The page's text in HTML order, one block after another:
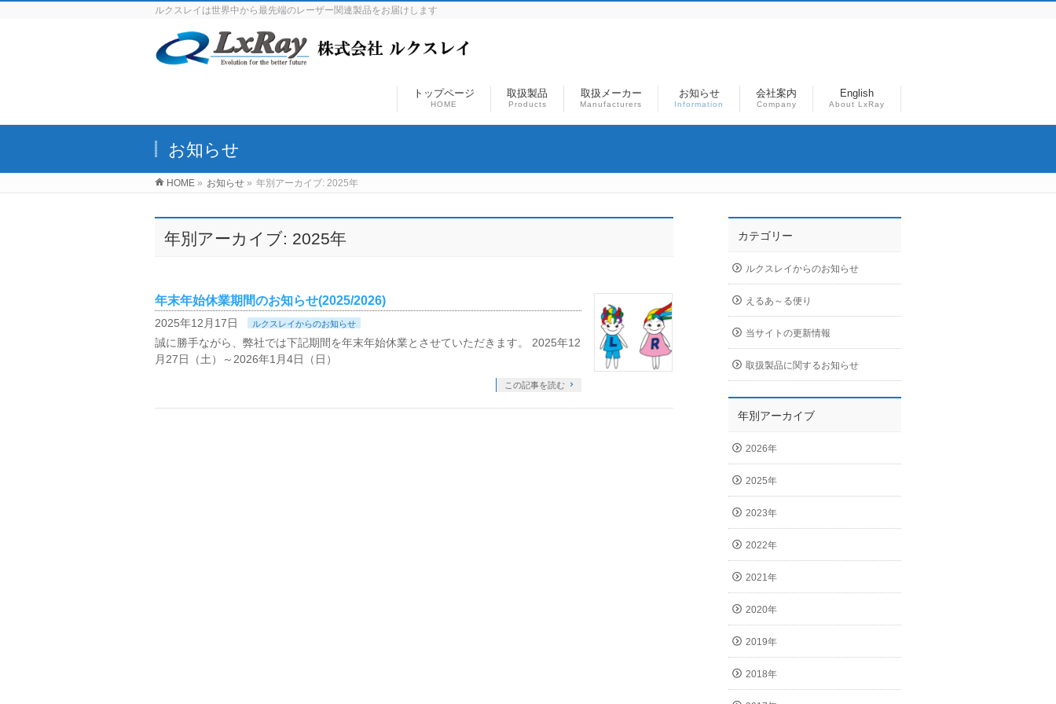
ルクスレイは世界中から最先端のレーザー関連製品をお届けします
トップページ
HOME
取扱製品
Products
取扱メーカー
Manufacturers
お知らせ
Information
会社案内
Company
English
About LxRay
お知らせ
HOME » お知らせ » 年別アーカイブ: 2025年
年別アーカイブ: 2025年
年末年始休業期間のお知らせ(2025/2026)
2025年12月17日 ルクスレイからのお知らせ
誠に勝手ながら、弊社では下記期間を年末年始休業とさせていただきます。 2025年12
月27日（土）～2026年1月4日（日）
この記事を読む
カテゴリー
ルクスレイからのお知らせ
えるあ～る便り
当サイトの更新情報
取扱製品に関するお知らせ
年別アーカイブ
2026年
2025年
2023年
2022年
2021年
2020年
2019年
2018年